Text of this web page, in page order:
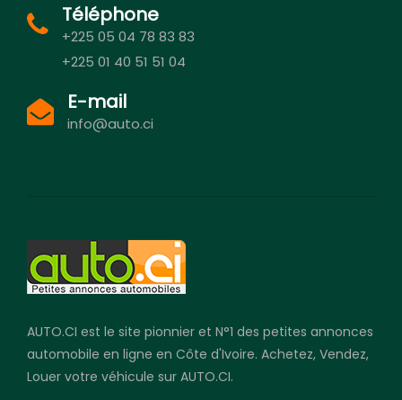
Téléphone
+225 05 04 78 83 83
+225 01 40 51 51 04
E-mail
info@auto.ci
AUTO.CI est le site pionnier et N°1 des petites annonces
automobile en ligne en Côte d'Ivoire. Achetez, Vendez,
Louer votre véhicule sur AUTO.CI.